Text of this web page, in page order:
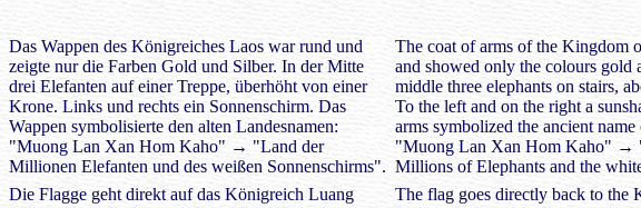
Das Wappen des Königreiches Laos war rund und
zeigte nur die Farben Gold und Silber. In der Mitte
drei Elefanten auf einer Treppe, überhöht von einer
Krone. Links und rechts ein Sonnenschirm. Das
Wappen symbolisierte den alten Landesnamen:
"Muong Lan Xan Hom Kaho" → "Land der
Millionen Elefanten und des weißen Sonnenschirms".
The coat of arms of the Kingdom
and showed only the colours gold
middle three elephants on stairs,
To the left and on the right a
arms symbolized the ancient
"Muong Lan Xan Hom Kaho" →
Millions of Elephants and the
Die Flagge geht direkt auf das Königreich Luang
The flag goes directly back to the